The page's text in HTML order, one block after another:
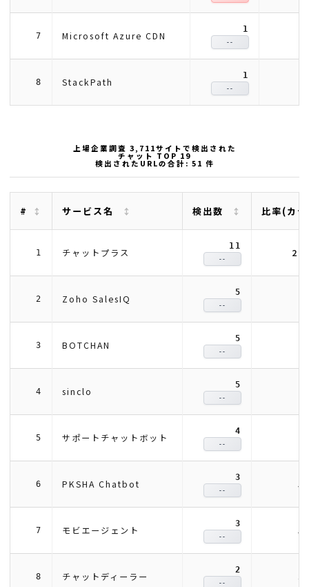
7 Microsoft Azure CDN
1
--
8 StackPath
1
--
上場企業調査 3,711サイトで検出された
チャット TOP 19
検出されたURLの合計: 51 件
# サービス名 検出数 比率(カ
1 チャットプラス
11
--
2 Zoho SalesIQ
5
--
3 BOTCHAN
5
--
4 sinclo
5
--
5 サポートチャットボット
4
--
6 PKSHA Chatbot
3
--
7 モビエージェント
3
--
8 チャットディーラー
2
--